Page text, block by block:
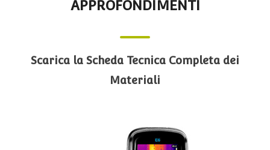
APPROFONDIMENTI
Scarica la Scheda Tecnica Completa dei
Materiali